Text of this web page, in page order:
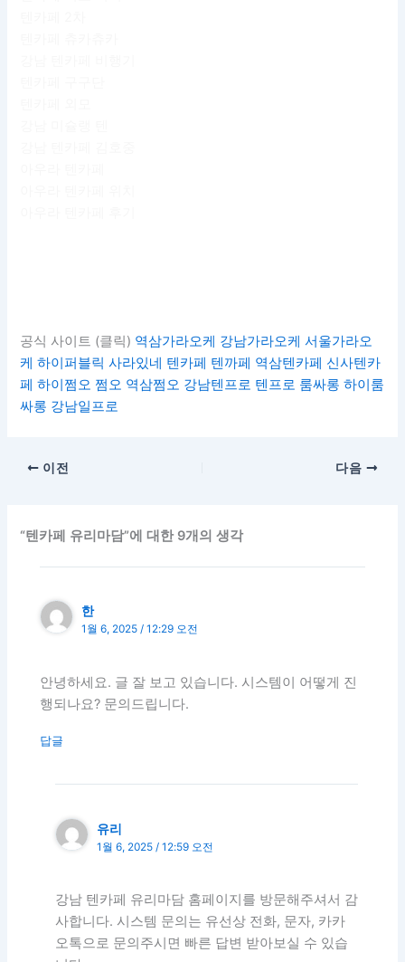
공식 사이트 (클릭) 역삼가라오케 강남가라오케 서울가라오
케 하이퍼블릭 사라있네 텐카페 텐까페 역삼텐카페 신사텐카
페 하이쩜오 쩜오 역삼쩜오 강남텐프로 텐프로 룸싸롱 하이룸
싸롱 강남일프로
이전 다음
“텐카페 유리마담”에 대한 9개의 생각
한
1월 6, 2025 / 12:29 오전
안녕하세요. 글 잘 보고 있습니다. 시스템이 어떻게 진
행되나요? 문의드립니다.
답글
유리
1월 6, 2025 / 12:59 오전
강남 텐카페 유리마담 홈페이지를 방문해주셔서 감
사합니다. 시스템 문의는 유선상 전화, 문자, 카카
오톡으로 문의주시면 빠른 답변 받아보실 수 있습